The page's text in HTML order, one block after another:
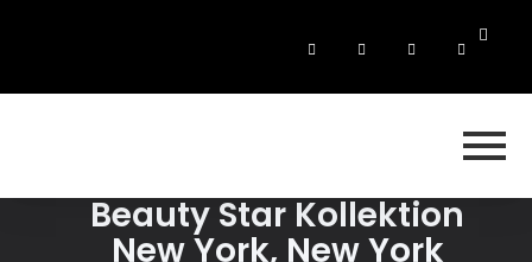
Beauty Star Kollektion
New York, New York